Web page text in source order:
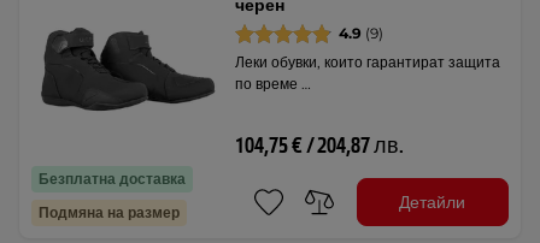
Безплатна доставка
Подмяна на размер
черен
4.9 (9)
Леки обувки, които гарантират защита
по време …
104,75 € / 204,87 лв.
Детайли